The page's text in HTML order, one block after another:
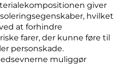
giver
hvilket
at forhindre
farer, der kunne føre til
personskade.
muliggør